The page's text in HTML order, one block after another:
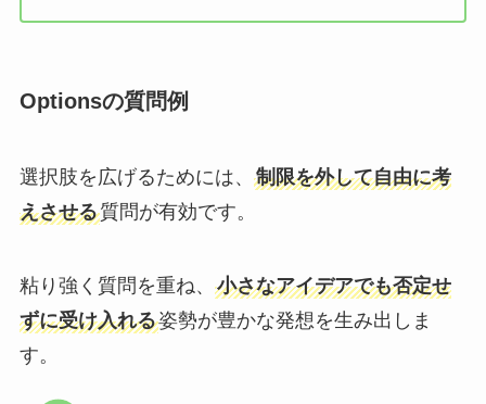
Optionsの質問例
選択肢を広げるためには、 制限を外して自由に考
えさせる質問が有効です。
粘り強く質問を重ね、 小さなアイデアでも否定せ
ずに受け入れる姿勢が豊かな発想を生み出しま
す。